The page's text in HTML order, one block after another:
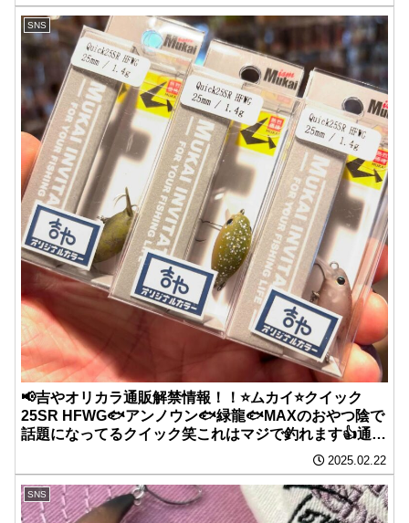
SNS
📢吉やオリカラ通販解禁情報！！⭐️ムカイ⭐️クイック
25SR HFWG🐟アンノウン🐟緑龍🐟MAXのおやつ陰で
話題になってるクイック笑これはマジで釣れます👍通販
2025.02.22
SNS